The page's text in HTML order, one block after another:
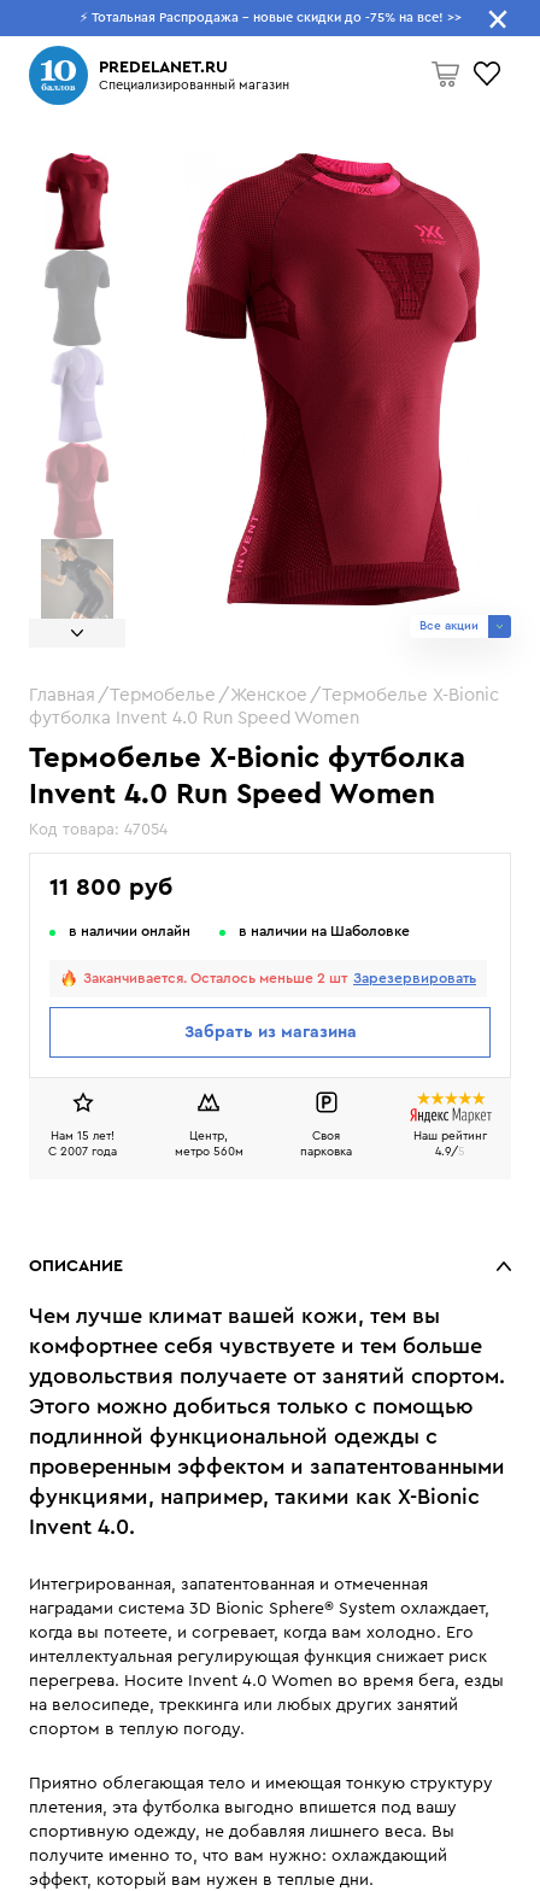
⚡ Тотальная Распродажа - новые скидки до -75% на все! >>
PREDELANET.RU
Специализированный магазин
Пусто
Что будем искать?
Термобелье X-Bionic футболка
Invent 4.0 Run Speed Women
Код товара: 47054
Все акции
Главная Термобелье Женское
Термобелье X-Bionic
футболка Invent 4.0 Run Speed Women
11 800 руб
в наличии онлайн в наличии на Шаболовке
Заканчивается. Осталось меньше 2 шт Зарезервировать
Забрать из магазина
Нам 15 лет!
C 2007 года
Центр,
метро 560м
Своя
парковка
Наш рейтинг
4.9/5
ОПИСАНИЕ
Чем лучше климат вашей кожи, тем вы
комфортнее себя чувствуете и тем больше
удовольствия получаете от занятий спортом.
Этого можно добиться только с помощью
подлинной функциональной одежды с
проверенным эффектом и запатентованными
функциями, например, такими как X-Bionic
Invent 4.0.
Интегрированная, запатентованная и отмеченная
наградами система 3D Bionic Sphere® System охлаждает,
когда вы потеете, и согревает, когда вам холодно. Его
интеллектуальная регулирующая функция снижает риск
перегрева. Носите Invent 4.0 Women во время бега, езды
на велосипеде, треккинга или любых других занятий
спортом в теплую погоду.
Приятно облегающая тело и имеющая тонкую структуру
плетения, эта футболка выгодно впишется под вашу
спортивную одежду, не добавляя лишнего веса. Вы
получите именно то, что вам нужно: охлаждающий
эффект, который вам нужен в теплые дни.